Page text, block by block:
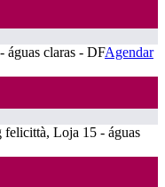
águas claras - DFAgendar
felicittà, Loja 15 - águas